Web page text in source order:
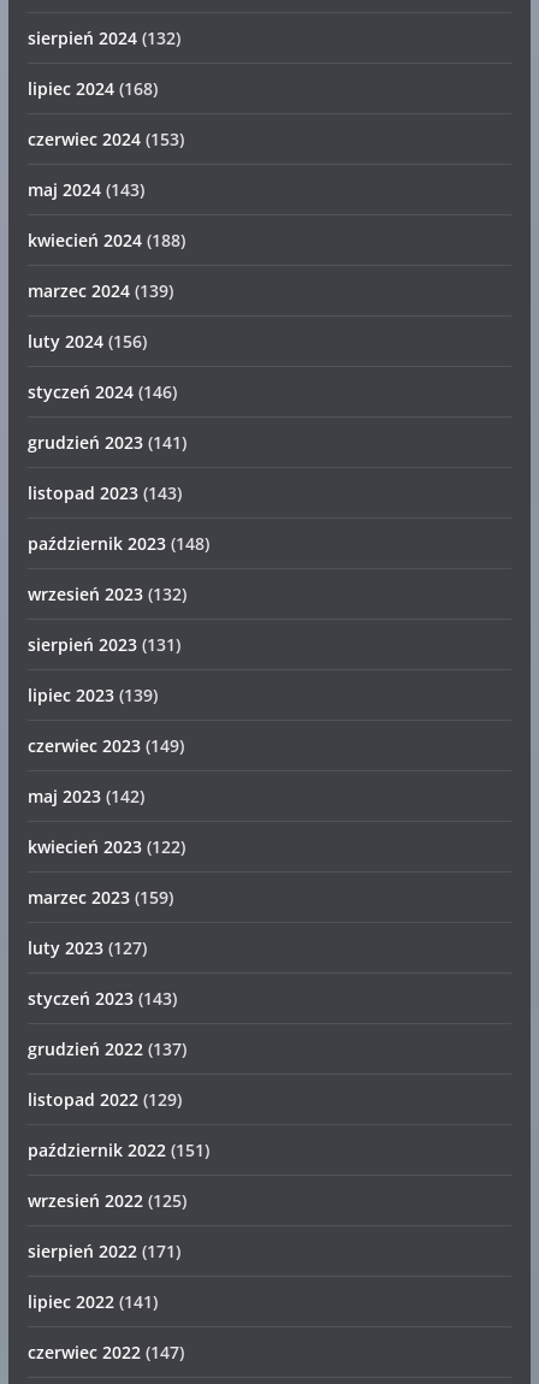
sierpień 2024(132)
lipiec 2024(168)
czerwiec 2024(153)
maj 2024(143)
kwiecień 2024(188)
marzec 2024(139)
luty 2024(156)
styczeń 2024(146)
grudzień 2023(141)
listopad 2023(143)
październik 2023(148)
wrzesień 2023(132)
sierpień 2023(131)
lipiec 2023(139)
czerwiec 2023(149)
maj 2023(142)
kwiecień 2023(122)
marzec 2023(159)
luty 2023(127)
styczeń 2023(143)
grudzień 2022(137)
listopad 2022(129)
październik 2022(151)
wrzesień 2022(125)
sierpień 2022(171)
lipiec 2022(141)
czerwiec 2022(147)